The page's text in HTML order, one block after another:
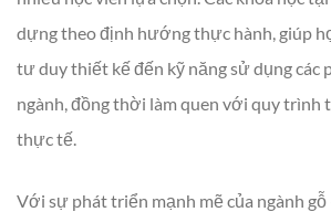
dựng theo định hướng thực hành, giúp
tư duy thiết kế đến kỹ năng sử dụng các
ngành, đồng thời làm quen với quy trình
thực tế.
Với sự phát triển mạnh mẽ của ngành